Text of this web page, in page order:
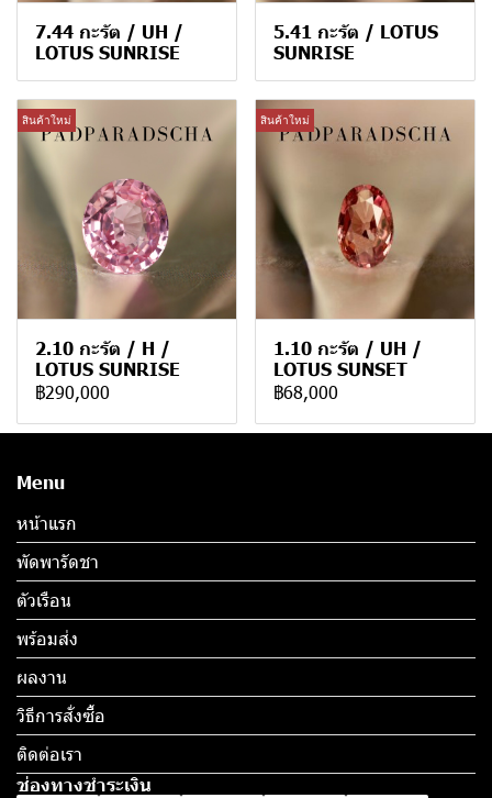
7.44 กะรัต / UH /
LOTUS SUNRISE
5.41 กะรัต / LOTUS
SUNRISE
สินค้าใหม่
2.10 กะรัต / H /
LOTUS SUNRISE
฿290,000
สินค้าใหม่
1.10 กะรัต / UH /
LOTUS SUNSET
฿68,000
Menu
หน้าแรก
พัดพารัดชา
ตัวเรือน
พร้อมส่ง
ผลงาน
วิธีการสั่งซื้อ
ติดต่อเรา
ช่องทางชำระเงิน